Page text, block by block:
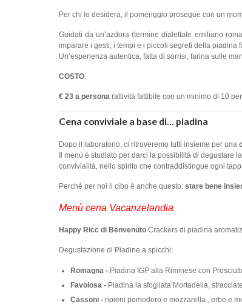
Per chi lo desidera, il pomeriggio prosegue con un
Guidati da un’azdora (termine dialettale emiliano-
imparare i gesti, i tempi e i piccoli segreti della piadina
Un’esperienza autentica, fatta di sorrisi, farina sulle
COSTO:
€ 23 a persona (attività fattibile con un minimo di 10
Cena conviviale a base di… piadina
Dopo il laboratorio, ci ritroveremo tutti insieme per una
Il menù è studiato per darci la possibilità di degustare
convivialità, nello spirito che contraddistingue ogni
Perché per noi il cibo è anche questo: stare bene
Menù cena Vacanzelandia
Happy Ricc di Benvenuto Crackers di piadina
Degustazione di Piadine a spicchi:
Romagna - Piadina IGP alla Riminese con
Favolosa - Piadina la sfogliata Mortadella,
Cassoni - ripieni pomodoro e mozzarella , erbe e